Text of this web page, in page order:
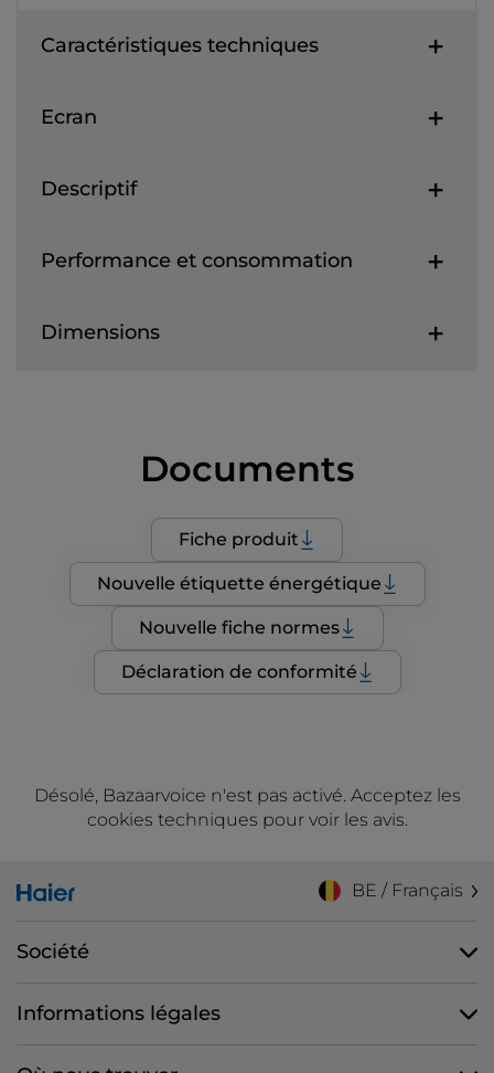
Caractéristiques techniques
Ecran
Descriptif
Performance et consommation
Dimensions
Documents
Fiche produit
Nouvelle étiquette énergétique
Nouvelle fiche normes
Déclaration de conformité
Désolé, Bazaarvoice n'est pas activé. Acceptez les
cookies techniques pour voir les avis.
BE / Français
Société
Informations légales